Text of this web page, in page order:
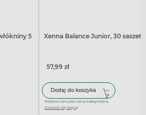
5
Xenna Balance Junior, 30
57,99 zł
Dodaj do koszyka
Podana cena jest ceną maksymalną
Dowiedz się więcej